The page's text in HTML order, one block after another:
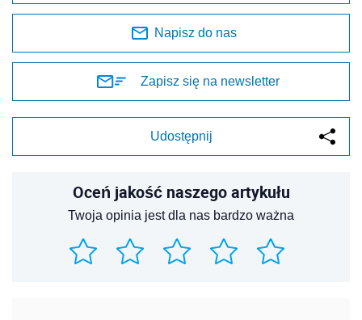
Napisz do nas
Zapisz się na newsletter
Udostępnij
Oceń jakość naszego artykułu
Twoja opinia jest dla nas bardzo ważna